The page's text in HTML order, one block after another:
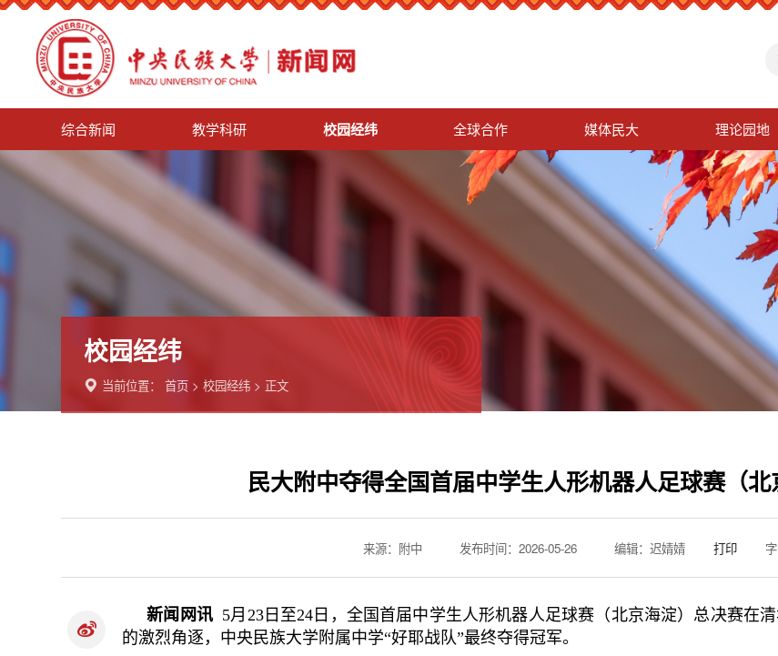
综合新闻 教学科研 校园经纬 全球合作 媒体民大 理论园地
校园经纬
当前位置：首页 >校园经纬 > 正文
民大附中夺得全国首届中学生人形机器人足球赛（
来源：附中 发布时间：2026-05-26 编辑：迟婧婧 打印
新闻网讯5月23日至24日，全国首届中学生人形机器人足球赛（北京海淀）总决赛在
的激烈角逐，中央民族大学附属中学“好耶战队”最终夺得冠军。